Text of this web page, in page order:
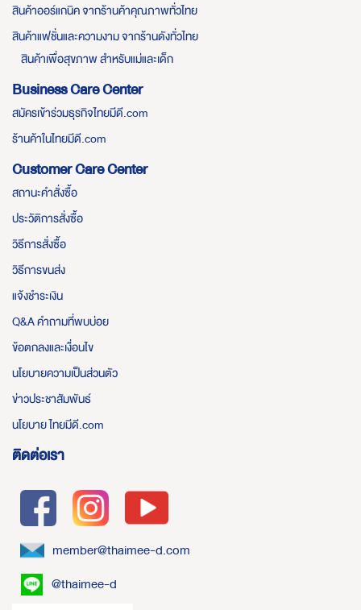
สินค้าออร์แกนิค จากร้านค้าคุณภาพทั่วไทย
สินค้าแฟชั่นและความงาม จากร้านดังทั่วไทย
สินค้าเพื่อสุขภาพ สำหรับแม่และเด็ก
Business Care Center
สมัครเข้าร่วมธุรกิจไทยมีดี.com
ร้านค้าในไทยมีดี.com
Customer Care Center
สถานะคำสั่งซื้อ
ประวัติการสั่งซื้อ
วิธีการสั่งซื้อ
วิธีการขนส่ง
แจ้งชำระเงิน
Q&A คำถามที่พบบ่อย
ข้อตกลงและเงื่อนไข
นโยบายความเป็นส่วนตัว
ข่าวประชาสัมพันธ์
นโยบาย ไทยมีดี.com
ติดต่อเรา
member@thaimee-d.com
@thaimee-d